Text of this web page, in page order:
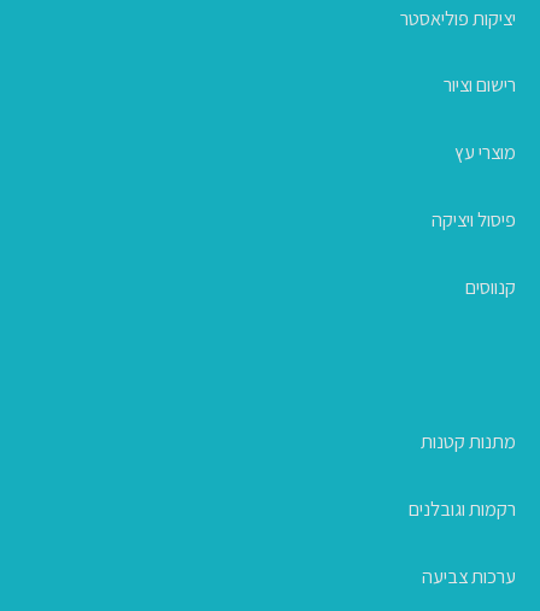
יציקות פוליאסטר
רישום וציור
מוצרי עץ
פיסול ויציקה
קנווסים
מתנות קטנות
רקמות וגובלנים
ערכות צביעה